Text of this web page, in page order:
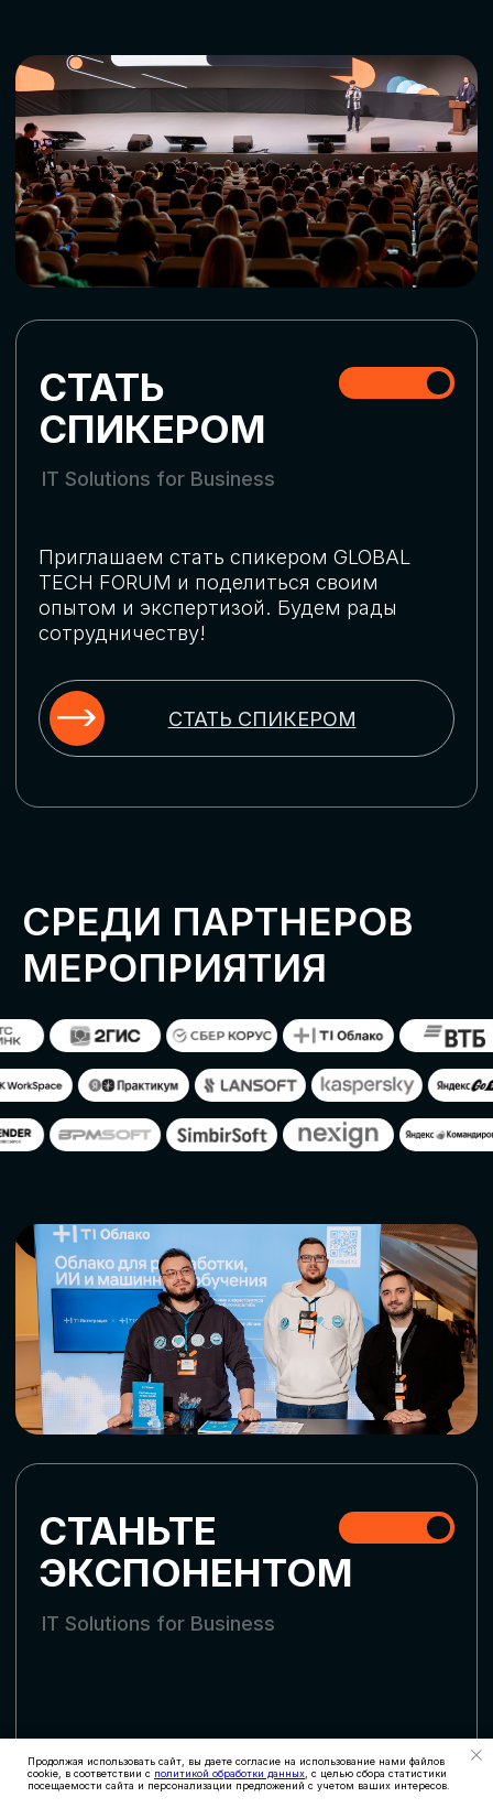
Продолжая использовать сайт, вы даете согласие на использование нами файлов
cookie, в соответствии с политикой обработки данных , с целью сбора статистики
посещаемости сайта и персонализации предложений с учетом ваших интересов.
ОСТАВИТЬ
ЗАЯВКУ
СТАТЬ ПАРТНЕРОМ
СКАЧАТЬ ПРОГРАММУ
СТАТЬ СПИКЕРОМ
Оставьте заявку, наши менеджеры
СТАТЬ УЧАСТНИКОМ